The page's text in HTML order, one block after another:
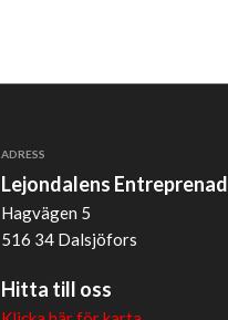
ADRESS
Lejondalens Entreprenad
Hagvägen 5
516 34 Dalsjöfors
Hitta till oss